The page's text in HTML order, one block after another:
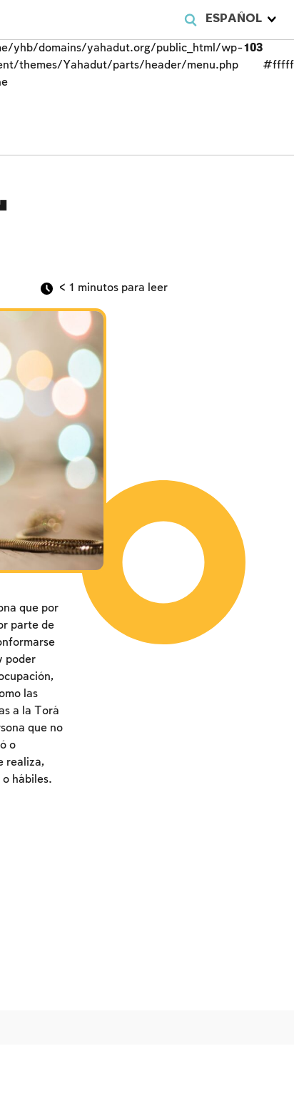
ESPAÑOL
yhb/domains/yahadut.org/public_html/wp-
themes/Yahadut/parts/header/menu.php
103
< 1 minutos para leer
que por
parte de
poder
las
a la Torá
que no
o
realiza,
hábiles.